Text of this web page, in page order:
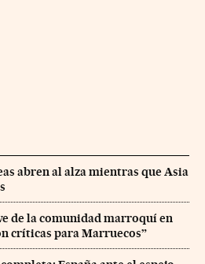
abren al alza mientras que Asia
de la comunidad marroquí en
críticas para Marruecos”